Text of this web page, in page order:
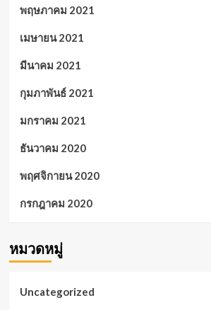
พฤษภาคม 2021
เมษายน 2021
มีนาคม 2021
กุมภาพันธ์ 2021
มกราคม 2021
ธันวาคม 2020
พฤศจิกายน 2020
กรกฎาคม 2020
หมวดหมู่
Uncategorized